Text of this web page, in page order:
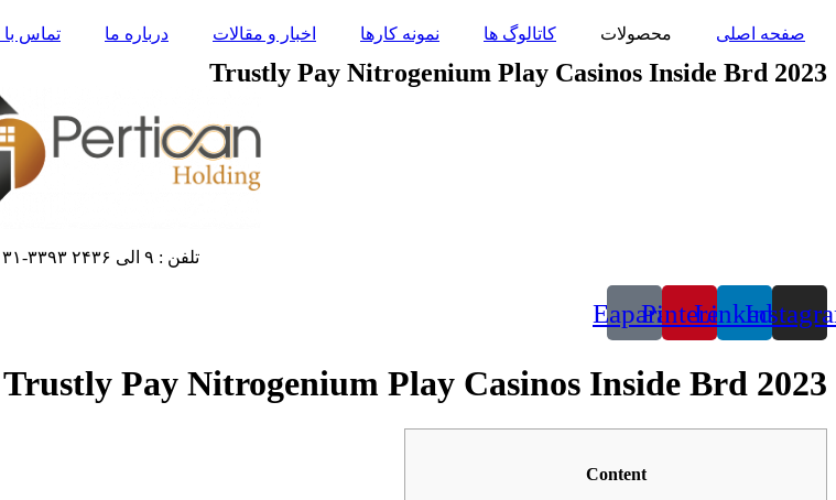
محتوا
صفحه اصلی محصولات کاتالوگ ها نمونه کارها اخبار و مقالات درباره ما تماس با
Trustly Pay Nitrogenium Play Casinos Inside Brd 2023
تلفن : ۹ الی ۲۴۳۶ ۳۳۹۳-۰۳۱
Linkedin
Pinterest
Eaparat
Trustly Pay Nitrogenium Play Casinos Inside Brd 2023
Content